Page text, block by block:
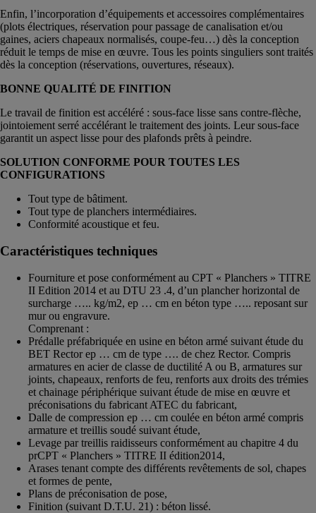
Enfin, l’incorporation d’équipements et accessoires complémentaires
(plots électriques, réservation pour passage de canalisation et/ou
gaines, aciers chapeaux normalisés, coupe-feu…) dès la conception
réduit le temps de mise en œuvre. Tous les points singuliers sont traités
dès la conception (réservations, ouvertures, réseaux).
BONNE QUALITÉ DE FINITION
Le travail de finition est accéléré : sous-face lisse sans contre-flèche,
jointoiement serré accélérant le traitement des joints. Leur sous-face
garantit un aspect lisse pour des plafonds prêts à peindre.
SOLUTION CONFORME POUR TOUTES LES
CONFIGURATIONS
Tout type de bâtiment.
Tout type de planchers intermédiaires.
Conformité acoustique et feu.
Caractéristiques techniques
Fourniture et pose conformément au CPT « Planchers » TITRE
II Edition 2014 et au DTU 23 .4, d’un plancher horizontal de
surcharge ….. kg/m2, ep … cm en béton type ….. reposant sur
mur ou engravure.
Comprenant :
Prédalle préfabriquée en usine en béton armé suivant étude du
BET Rector ep … cm de type …. de chez Rector. Compris
armatures en acier de classe de ductilité A ou B, armatures sur
joints, chapeaux, renforts de feu, renforts aux droits des trémies
et chainage périphérique suivant étude de mise en œuvre et
préconisations du fabricant ATEC du fabricant,
Dalle de compression ep … cm coulée en béton armé compris
armature et treillis soudé suivant étude,
Levage par treillis raidisseurs conformément au chapitre 4 du
prCPT « Planchers » TITRE II édition2014,
Arases tenant compte des différents revêtements de sol, chapes
et formes de pente,
Plans de préconisation de pose,
Finition (suivant D.T.U. 21) : béton lissé.